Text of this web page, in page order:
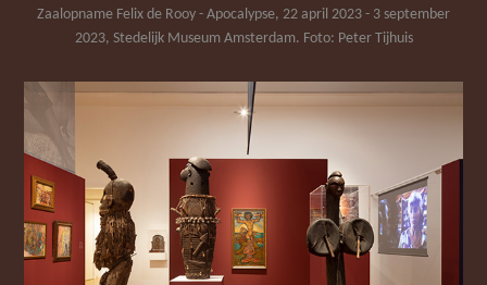
Zaalopname Felix de Rooy - Apocalypse, 22 april 2023 - 3 september
2023, Stedelijk Museum Amsterdam. Foto: Peter Tijhuis